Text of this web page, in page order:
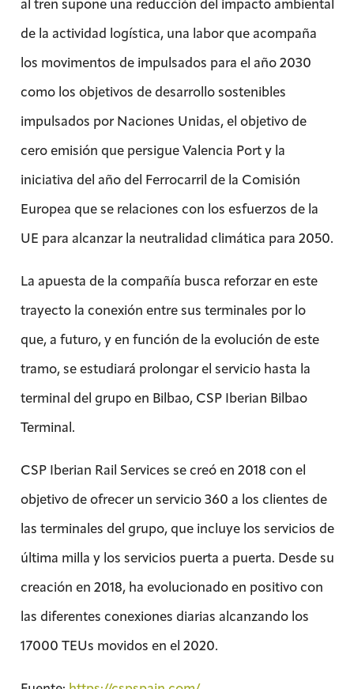
al tren supone una reducción del impacto ambiental
de la actividad logística, una labor que acompaña
los movimentos de impulsados para el año 2030
como los objetivos de desarrollo sostenibles
impulsados por Naciones Unidas, el objetivo de
cero emisión que persigue Valencia Port y la
iniciativa del año del Ferrocarril de la Comisión
Europea que se relaciones con los esfuerzos de la
UE para alcanzar la neutralidad climática para 2050.
La apuesta de la compañía busca reforzar en este
trayecto la conexión entre sus terminales por lo
que, a futuro, y en función de la evolución de este
tramo, se estudiará prolongar el servicio hasta la
terminal del grupo en Bilbao, CSP Iberian Bilbao
Terminal.
CSP Iberian Rail Services se creó en 2018 con el
objetivo de ofrecer un servicio 360 a los clientes de
las terminales del grupo, que incluye los servicios de
última milla y los servicios puerta a puerta. Desde su
creación en 2018, ha evolucionado en positivo con
las diferentes conexiones diarias alcanzando los
17000 TEUs movidos en el 2020.